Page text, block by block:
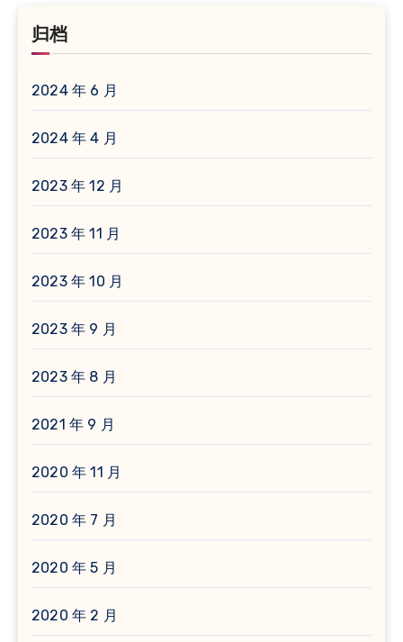
归档
2024 年 6 月
2024 年 4 月
2023 年 12 月
2023 年 11 月
2023 年 10 月
2023 年 9 月
2023 年 8 月
2021 年 9 月
2020 年 11 月
2020 年 7 月
2020 年 5 月
2020 年 2 月